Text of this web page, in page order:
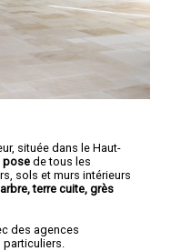
, située dans le Haut-
pose de tous les
sols et murs intérieurs
terre cuite, grès
des agences